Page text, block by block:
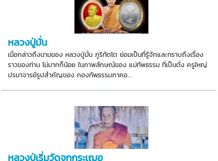
หลวงปู่มั่น
เมื่อกล่าวถึงนามของ หลวงปู่มั่น ภูริทัตโต ย่อมเป็นที่รู้จักและทราบถึงเรื่อง
ราวของท่าน ไม่มากก็น้อย ในภาพลักษณ์ของ แม่ทัพธรรม ที่เป็นดั่ง ครูใหญ่
ปรมาจารย์รูปสำคัญของ กองทัพธรรมภาคอ...
หลวงปู่เริ่มวัดจุกกระเฌอ